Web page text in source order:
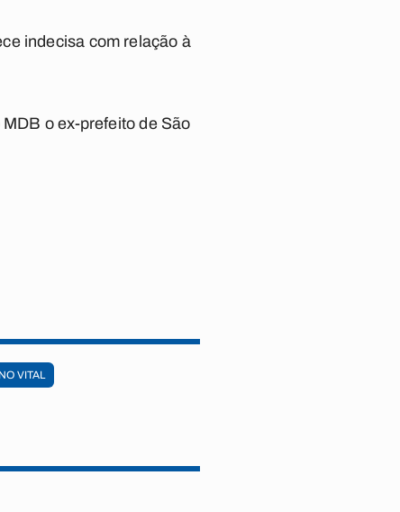
indecisa com relação à
o ex-prefeito de São
VITAL